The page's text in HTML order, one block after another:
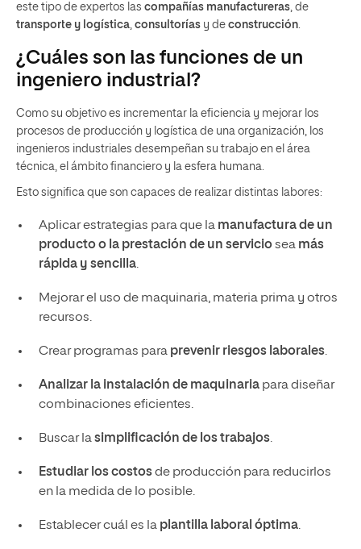
este tipo de expertos las compañías manufactureras , de
transporte y logística consultorías y de construcción
¿Cuáles son las funciones de un
ingeniero industrial?
Como su objetivo es incrementar la eficiencia y mejorar los
procesos de producción y logística de una organización, los
ingenieros industriales desempeñan su trabajo en el área
técnica, el ámbito financiero y la esfera humana.
Esto significa que son capaces de realizar distintas labores:
Aplicar estrategias para que la manufactura de un
producto o la prestación de un serviciosea más
rápida y sencilla.
Mejorar el uso de maquinaria, materia prima y otros
recursos.
Crear programas para prevenir riesgos laborales.
Analizar la instalación de maquinariapara diseñar
combinaciones eficientes.
Buscar lasimplificación de los trabajos.
Estudiar los costosde producción para reducirlos
en la medida de lo posible.
Establecer cuál es la plantilla laboral óptima.